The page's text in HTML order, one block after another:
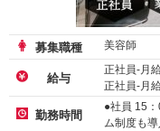
募集職種 美容師
給与
正社員-月
正社員-月
業務委託
勤務時間
●社員 15
ム制度も